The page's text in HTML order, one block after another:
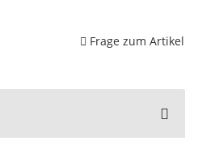
Frage zum Artikel